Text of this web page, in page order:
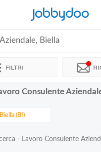
Jobbydoo
Biella
Filtri
Consulente
- Lavoro Consulente